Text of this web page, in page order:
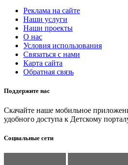
Реклама на сайте
Наши услуги
Наши проекты
О нас
Условия использования
Связаться с нами
Карта сайта
Обратная связь
Поддержите нас
Скачайте наше мобильное
удобного доступа к Детскому
Социальные сети